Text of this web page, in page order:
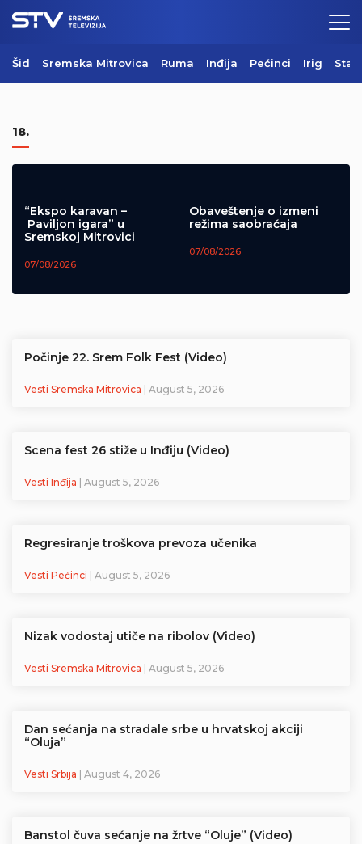
Šid Sremska Mitrovica Ruma Inđija Pećinci Irig
18.
“Ekspo karavan –
Paviljon igara” u
Sremskoj Mitrovici
07/08/2026
Obaveštenje o izmeni
režima saobraćaja
07/08/2026
Počinje 22. Srem Folk Fest (Video)
Vesti Sremska Mitrovica | August 5, 2026
Scena fest 26 stiže u Inđiju (Video)
Vesti Inđija | August 5, 2026
Regresiranje troškova prevoza učenika
Vesti Pećinci | August 5, 2026
Nizak vodostaj utiče na ribolov (Video)
Vesti Sremska Mitrovica | August 5, 2026
Dan sećanja na stradale srbe u hrvatskoj akciji
“Oluja”
Vesti Srbija | August 4, 2026
Banstol čuva sećanje na žrtve “Oluje” (Video)